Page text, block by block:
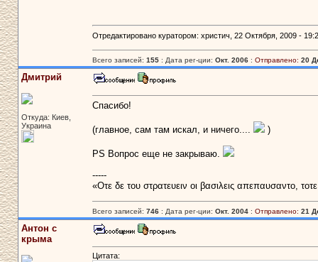
Отредактировано куратором: христич, 22 Октября, 2009 -
Всего записей: 155: Дата рег-ции: Окт. 2006: Отправлено: 20
Дмитрий
Откуда: Киев,
Украина
Спасибо!
(главное, сам там искал, и ничего.... )
PS Вопрос еще не закрываю.
-----
«Οτε δε του στρατευειν οι βασιλεις απεπαυσαντο,
Всего записей: 746: Дата рег-ции: Окт. 2004: Отправлено: 21
Антон с
крыма
Цитата: